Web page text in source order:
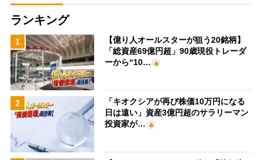
ランキング
1
【億り人オールスターが狙う20銘柄】
「総資産69億円超」90歳現役トレーダ
ーから“10…
2
「キオクシアが再び株価10万円になる
日は遠い」資産3億円超のサラリーマン
投資家が…